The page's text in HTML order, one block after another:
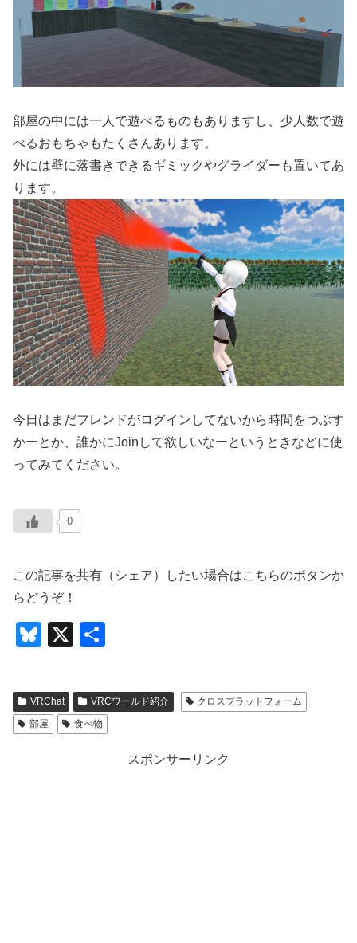
部屋の中には一人で遊べるものもありますし、少人数で遊
べるおもちゃもたくさんあります。
外には壁に落書きできるギミックやグライダーも置いてあ
ります。
今日はまだフレンドがログインしてないから時間をつぶす
かーとか、誰かにJoinして欲しいなーというときなどに使
ってみてください。
0
この記事を共有（シェア）したい場合はこちらのボタンか
らどうぞ！
Bl
e
sk
y
X
VRChat VRCワールド紹介
クロスプラットフォーム
部屋
食べ物
スポンサーリンク